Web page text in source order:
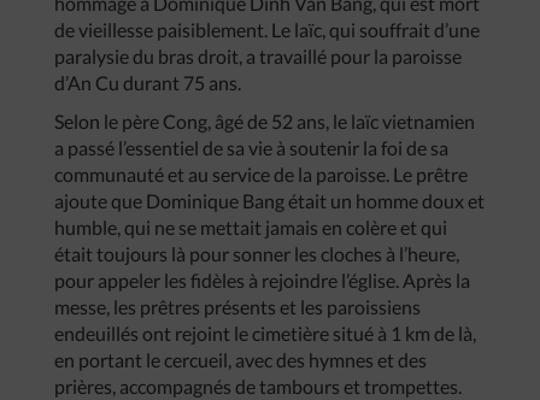
de vieillesse paisiblement. Le laïc, qui souffrait d’une
paralysie du bras droit, a travaillé pour la paroisse
d’An Cu durant 75 ans.
Selon le père Cong, âgé de 52 ans, le laïc vietnamien
a passé l’essentiel de sa vie à soutenir la foi de sa
communauté et au service de la paroisse. Le prêtre
ajoute que Dominique Bang était un homme doux et
humble, qui ne se mettait jamais en colère et qui
était toujours là pour sonner les cloches à l’heure,
pour appeler les fidèles à rejoindre l’église. Après la
messe, les prêtres présents et les paroissiens
endeuillés ont rejoint le cimetière situé à 1 km de là,
en portant le cercueil, avec des hymnes et des
prières, accompagnés de tambours et trompettes.